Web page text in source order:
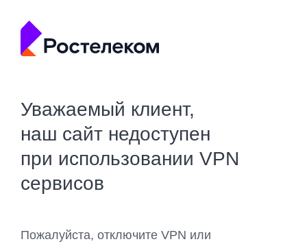
Уважаемый клиент,
наш сайт недоступен
при использовании VPN
сервисов
Пожалуйста, отключите VPN или